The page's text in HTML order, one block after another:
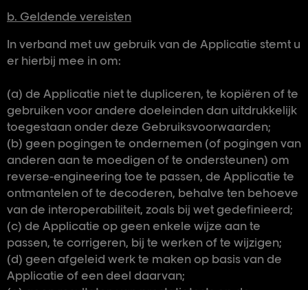
b. Geldende vereisten
In verband met uw gebruik van de Applicatie stemt u
er hierbij mee in om:
(a) de Applicatie niet te dupliceren, te kopiëren of te
gebruiken voor andere doeleinden dan uitdrukkelijk
toegestaan onder deze Gebruiksvoorwaarden;
(b) geen pogingen te ondernemen (of pogingen van
anderen aan te moedigen of te ondersteunen) om
reverse-engineering toe te passen, de Applicatie te
ontmantelen of te decoderen, behalve ten behoeve
van de interoperabiliteit, zoals bij wet gedefinieerd;
(c) de Applicatie op geen enkele wijze aan te
passen, te corrigeren, bij te werken of te wijzigen;
(d) geen afgeleid werk te maken op basis van de
Applicatie of een deel daarvan;